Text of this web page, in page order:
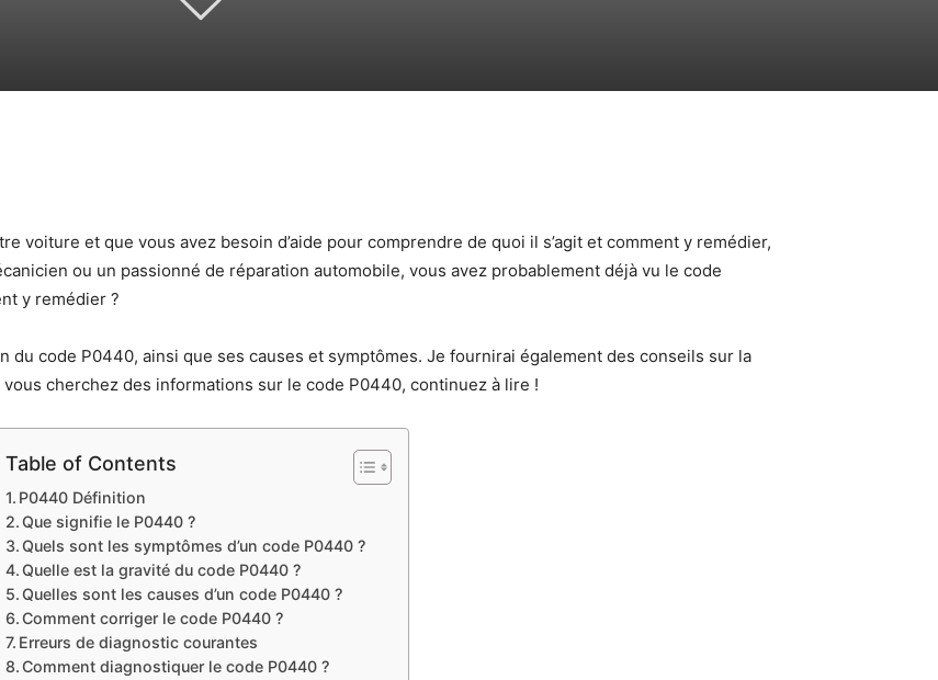
voiture et que vous avez besoin d’aide pour comprendre de quoi il s’agit et comment y remédier,
ou un passionné de réparation automobile, vous avez probablement déjà vu le code
y remédier ?
du code P0440, ainsi que ses causes et symptômes. Je fournirai également des conseils sur la
cherchez des informations sur le code P0440, continuez à lire !
Table of Contents
P0440 Définition
Que signifie le P0440 ?
Quels sont les symptômes d’un code P0440 ?
Quelle est la gravité du code P0440 ?
Quelles sont les causes d’un code P0440 ?
Comment corriger le code P0440 ?
Erreurs de diagnostic courantes
Comment diagnostiquer le code P0440 ?